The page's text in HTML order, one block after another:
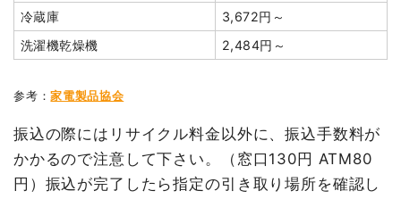
冷蔵庫
3,672円～
洗濯機乾燥機
2,484円～
参考：家電製品協会
振込の際にはリサイクル料金以外に、振込手数料が
かかるので注意して下さい。（窓口130円 ATM80
円）振込が完了したら指定の引き取り場所を確認し